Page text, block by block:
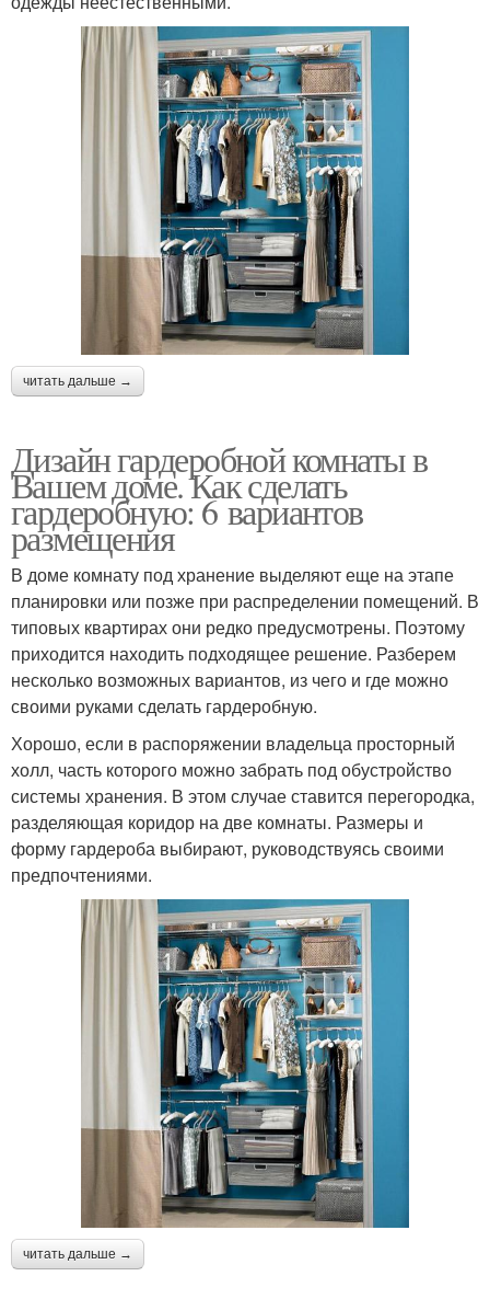
читать дальше →
Дизайн гардеробной комнаты в
Вашем доме. Как сделать
гардеробную: 6 вариантов
размещения
В доме комнату под хранение выделяют еще на этапе
планировки или позже при распределении помещений. В
типовых квартирах они редко предусмотрены. Поэтому
приходится находить подходящее решение. Разберем
несколько возможных вариантов, из чего и где можно
своими руками сделать гардеробную.
Хорошо, если в распоряжении владельца просторный
холл, часть которого можно забрать под обустройство
системы хранения. В этом случае ставится перегородка,
разделяющая коридор на две комнаты. Размеры и
форму гардероба выбирают, руководствуясь своими
предпочтениями.
читать дальше →